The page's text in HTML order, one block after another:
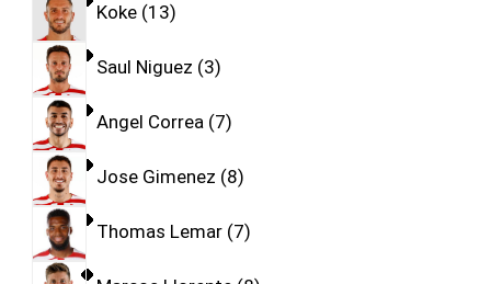
Koke 13
Saul Niguez 3
Angel Correa 7
Jose Gimenez 8
Thomas Lemar 7